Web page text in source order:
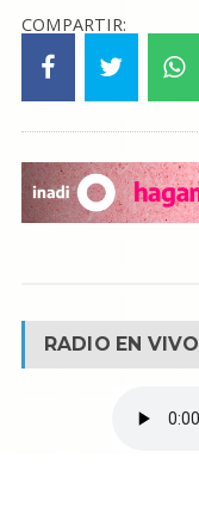
COMPARTIR:
RADIO EN VIVO